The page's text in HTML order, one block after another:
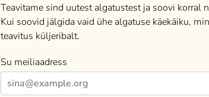
Teavitame sind uutest algatustest ja soovi korral
Kui soovid jälgida vaid ühe algatuse käekäiku,
teavitus küljeribalt.
Su meiliaadress